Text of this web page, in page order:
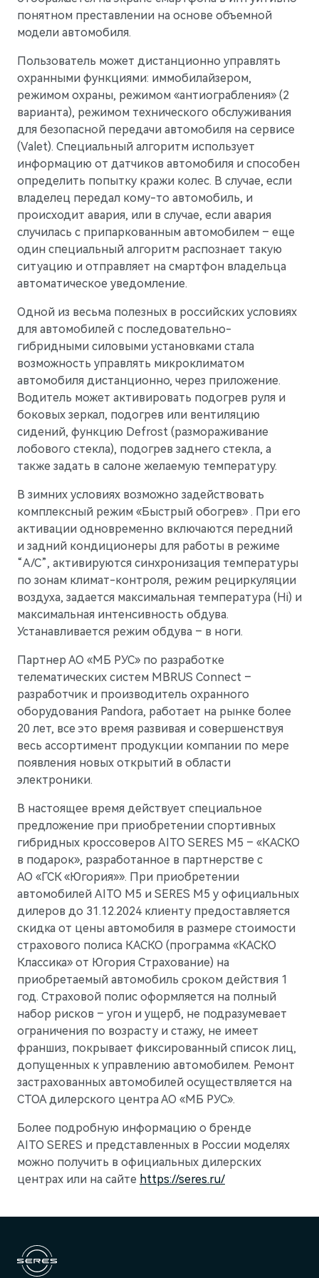
M9Флагманский интеллектуальный кроссовер
понятном преставлении на основе объемной
модели автомобиля.
Пользователь может дистанционно управлять
охранными функциями: иммобилайзером,
режимом охраны, режимом «антиограбления» (2
варианта), режимом технического обслуживания
для безопасной передачи автомобиля на сервисе
(Valet). Специальный алгоритм использует
информацию от датчиков автомобиля и способен
определить попытку кражи колес. В случае, если
владелец передал кому-то автомобиль, и
происходит авария, или в случае, если авария
случилась с припаркованным автомобилем – еще
один специальный алгоритм распознает такую
ситуацию и отправляет на смартфон владельца
автоматическое уведомление.
Одной из весьма полезных в российских условиях
для автомобилей с последовательно-
гибридными силовыми установками стала
возможность управлять микроклиматом
автомобиля дистанционно, через приложение.
Водитель может активировать подогрев руля и
боковых зеркал, подогрев или вентиляцию
сидений, функцию Defrost (размораживание
лобового стекла), подогрев заднего стекла, а
также задать в салоне желаемую температуру.
В зимних условиях возможно задействовать
комплексный режим «Быстрый обогрев» . При его
активации одновременно включаются передний
и задний кондиционеры для работы в режиме
“A/C”, активируются синхронизация температуры
по зонам климат-контроля, режим рециркуляции
воздуха, задается максимальная температура (Hi) и
максимальная интенсивность обдува.
Устанавливается режим обдува – в ноги.
Партнер АО «МБ РУС» по разработке
телематических систем MBRUS Connect –
разработчик и производитель охранного
оборудования Pandora, работает на рынке более
20 лет, все это время развивая и совершенствуя
весь ассортимент продукции компании по мере
появления новых открытий в области
электроники.
В настоящее время действует специальное
предложение при приобретении спортивных
гибридных кроссоверов AITO SERES M5 – «КАСКО
в подарок», разработанное в партнерстве с
АО «ГСК «Югория»». При приобретении
автомобилей AITO M5 и SERES M5 у официальных
дилеров до 31.12.2024 клиенту предоставляется
скидка от цены автомобиля в размере стоимости
страхового полиса КАСКО (программа «КАСКО
Классика» от Югория Страхование) на
приобретаемый автомобиль сроком действия 1
год. Страховой полис оформляется на полный
набор рисков – угон и ущерб, не подразумевает
ограничения по возрасту и стажу, не имеет
франшиз, покрывает фиксированный список лиц,
допущенных к управлению автомобилем. Ремонт
застрахованных автомобилей осуществляется на
СТОА дилерского центра АО «МБ РУС».
Более подробную информацию о бренде
AITO SERES и представленных в России моделях
можно получить в официальных дилерских
центрах или на сайте https://seres.ru/